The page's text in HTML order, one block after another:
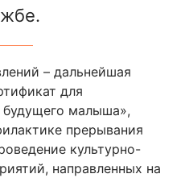
– дальнейшая
для
малыша»,
прерывания
культурно-
направленных на